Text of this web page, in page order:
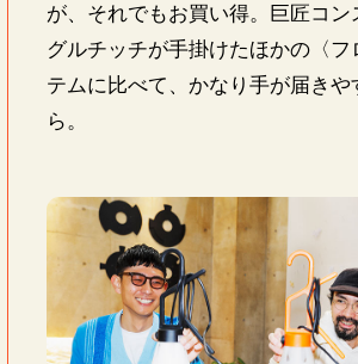
が、それでもお買い得。巨匠コン
グルチッチが手掛けたほかの〈フ
テムに比べて、かなり手が届きや
ら。